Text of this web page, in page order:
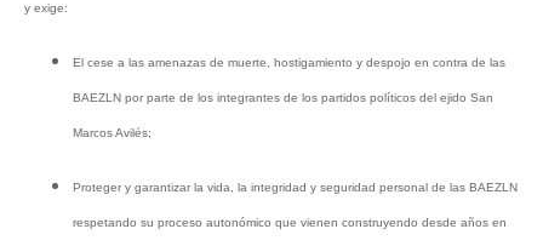
y exige:
El cese a las amenazas de muerte, hostigamiento y despojo en contra de las
BAEZLN por parte de los integrantes de los partidos políticos del ejido San
Marcos Avilés;
Proteger y garantizar la vida, la integridad y seguridad personal de las BAEZLN
respetando su proceso autonómico que vienen construyendo desde años en